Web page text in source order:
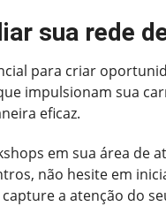
sua rede
para criar
impulsionam sua
eficaz.
em sua área de
não hesite em
a atenção do